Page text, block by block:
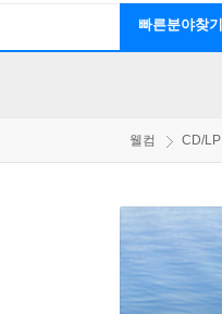
빠른분야찾기
웰컴 CD/LP